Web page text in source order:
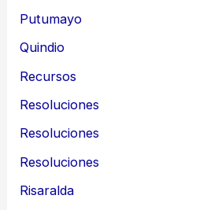
Putumayo
Quindio
Recursos
Resoluciones
Resoluciones
Resoluciones
Risaralda